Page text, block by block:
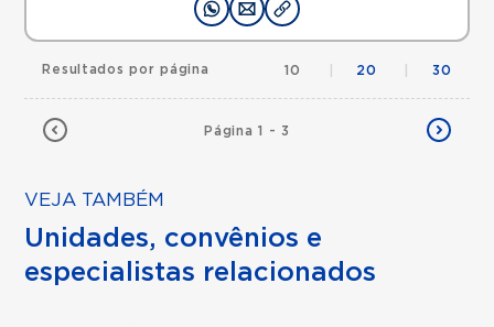
Página 1 - 3
Resultados por página 10 20 30
VEJA TAMBÉM
Unidades, convênios e
especialistas relacionados